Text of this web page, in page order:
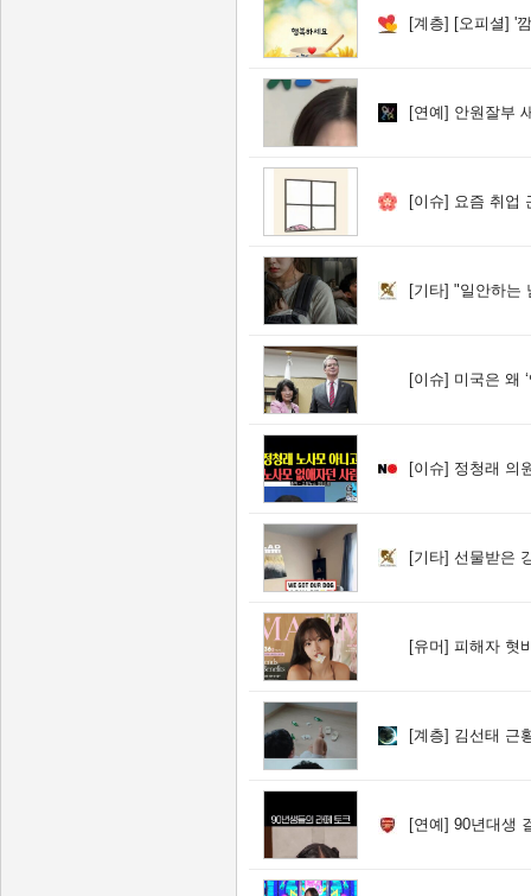
[계층] [오피셜] '깜짝 재결합' 학
[연예] 안원잘부
[이슈] 요즘 취업
[기타] "일안하는
[이슈] 미국은 왜 ‘
[이슈] 정청래 의
[기타] 선물받은
[유머] 피해자 혓바
[계층] 김선태 근
[연예] 90년대생